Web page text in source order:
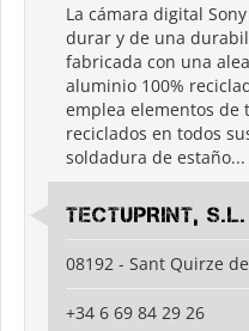
La cámara digital
durar y de una
fabricada con una
aluminio 100%
emplea elementos de
reciclados en todos
soldadura de estaño...
TECTUPRINT, S.L.
08192 - Sant Quirze
+34 6 69 84 29 26